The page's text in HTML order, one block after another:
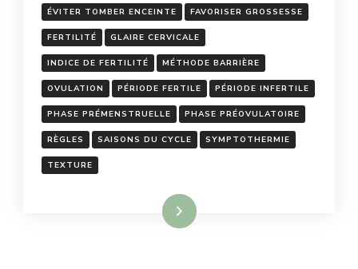
GROSSESSE
ÉVITER TOMBER ENCEINTE FAVORISER GROSSESSE
FERTILITÉ GLAIRE CERVICALE
INDICE DE FERTILITÉ MÉTHODE BARRIÈRE
OVULATION PÉRIODE FERTILE PÉRIODE INFERTILE
PHASE PRÉMENSTRUELLE PHASE PRÉOVULATOIRE
RÈGLES SAISONS DU CYCLE SYMPTOTHERMIE
TEXTURE
Lire la suite